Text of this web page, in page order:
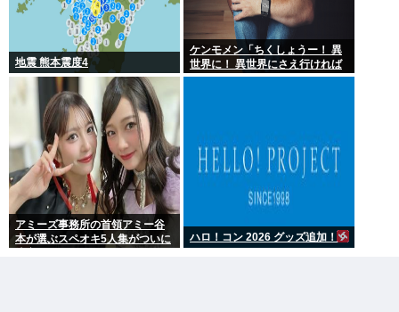
地震 熊本震度4
ケンモメン「ちくしょうー！ 異
世界に！ 異世界にさえ行ければ
ー！(;△;)」 どうなるの？
アミーズ事務所の首領アミー谷
本が選ぶスペオキ5人集がついに
ハロ！コン 2026 グッズ追加！